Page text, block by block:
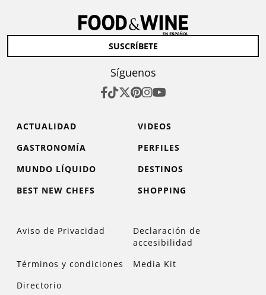
SUSCRÍBETE
Síguenos
ACTUALIDAD
VIDEOS
GASTRONOMÍA
PERFILES
MUNDO LÍQUIDO
DESTINOS
BEST NEW CHEFS
SHOPPING
Aviso de Privacidad
Declaración de
accesibilidad
Términos y condiciones
Media Kit
Directorio